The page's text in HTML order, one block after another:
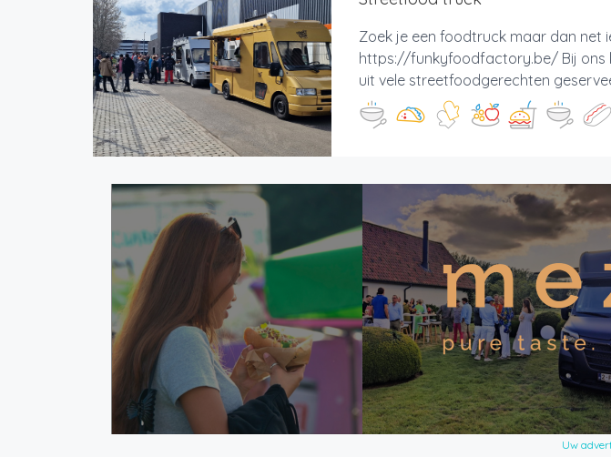
Zoek je een foodtruck maar dan net
https://funkyfoodfactory.be/ Bij ons
uit vele streetfoodgerechten
Uw